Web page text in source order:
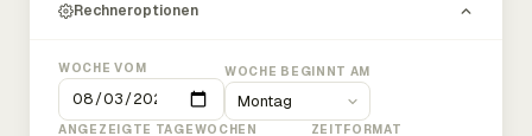
Rechneroptionen
WOCHE VOM WOCHE BEGINNT AM
ANGEZEIGTE TAGEWOCHEN ZEITFORMAT